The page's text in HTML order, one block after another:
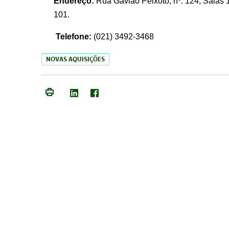
101.
Telefone: (021) 3492-3468
NOVAS AQUISIÇÕES